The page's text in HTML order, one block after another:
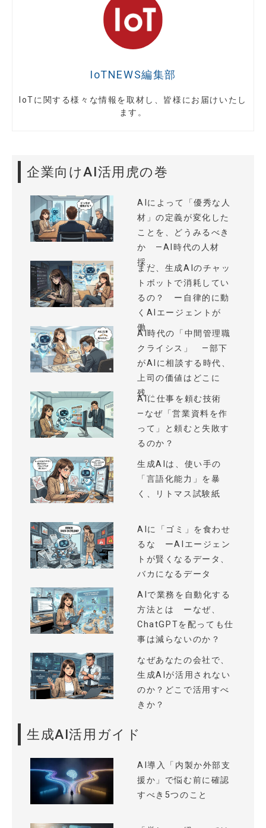
IoTNEWS編集部
IoTに関する様々な情報を取材し、皆様にお届けいたし
ます。
企業向けAI活用虎の巻
AIによって「優秀な人
材」の定義が変化した
ことを、どうみるべき
か —AI時代の人材
採...
まだ、生成AIのチャッ
トボットで消耗してい
るの？ ー自律的に動
くAIエージェントが
働...
AI時代の「中間管理職
クライシス」 —部下
がAIに相談する時代、
上司の価値はどこに
残...
AIに仕事を頼む技術
—なぜ「営業資料を作
って」と頼むと失敗す
るのか？
生成AIは、使い手の
「言語化能力」を暴
く、リトマス試験紙
AIに「ゴミ」を食わせ
るな ーAIエージェン
トが賢くなるデータ、
バカになるデータ
AIで業務を自動化する
方法とは ーなぜ、
ChatGPTを配っても仕
事は減らないのか？
なぜあなたの会社で、
生成AIが活用されない
のか？どこで活用すべ
きか？
生成AI活用ガイド
AI導入「内製か外部支
援か」で悩む前に確認
すべき5つのこと